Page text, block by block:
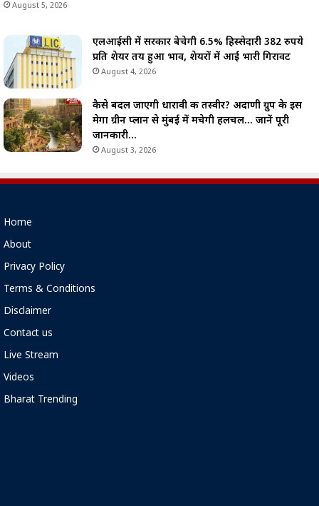
August 5, 2026
एलआईसी में सरकार बेचेगी 6.5% हिस्सेदारी 382 रुपये
प्रति शेयर तय हुआ भाव, शेयरों में आई भारी गिरावट
August 4, 2026
कैसे बदल जाएगी धारावी की तस्वीर? अदाणी ग्रुप के इस
मेगा ग्रीन प्लान से मुंबई में मचेगी हलचल… जानें पूरी
जानकारी…
August 3, 2026
Home
About
Privacy Policy
Terms & Conditions
Disclaimer
Contact us
Live Stream
Videos
Bharat Trending